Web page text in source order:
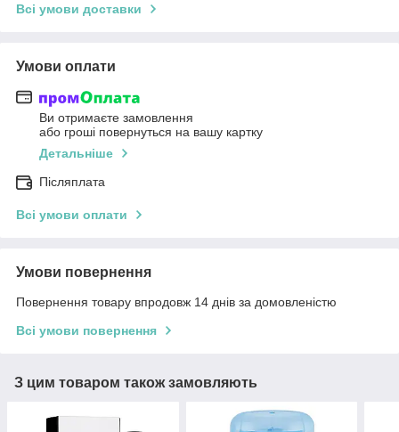
Всі умови доставки
Умови оплати
Ви отримаєте замовлення
або гроші повернуться на вашу картку
Детальніше
Післяплата
Всі умови оплати
Умови повернення
Повернення товару впродовж 14 днів за домовленістю
Всі умови повернення
З цим товаром також замовляють